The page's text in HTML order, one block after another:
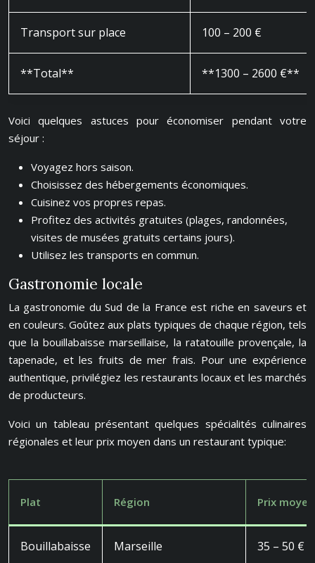
Transport sur place 100 – 200 €
**Total** **1300 – 2600 €**
Voici quelques astuces pour économiser pendant votre
séjour :
Voyagez hors saison.
Choisissez des hébergements économiques.
Cuisinez vos propres repas.
Profitez des activités gratuites (plages, randonnées,
visites de musées gratuits certains jours).
Utilisez les transports en commun.
Gastronomie locale
La gastronomie du Sud de la France est riche en saveurs et
en couleurs. Goûtez aux plats typiques de chaque région, tels
que la bouillabaisse marseillaise, la ratatouille provençale, la
tapenade, et les fruits de mer frais. Pour une expérience
authentique, privilégiez les restaurants locaux et les marchés
de producteurs.
Voici un tableau présentant quelques spécialités culinaires
régionales et leur prix moyen dans un restaurant typique:
Plat Région Prix moyen
Bouillabaisse Marseille 35 – 50 €